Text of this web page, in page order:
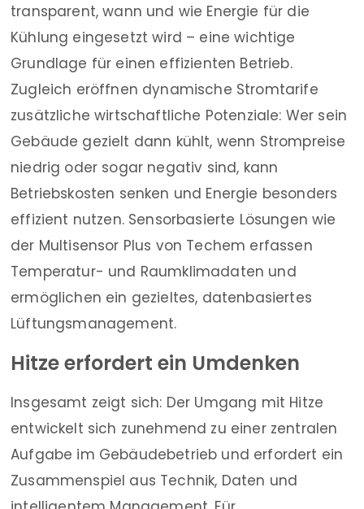
transparent, wann und wie Energie für die
Kühlung eingesetzt wird – eine wichtige
Grundlage für einen effizienten Betrieb.
Zugleich eröffnen dynamische Stromtarife
zusätzliche wirtschaftliche Potenziale: Wer sein
Gebäude gezielt dann kühlt, wenn Strompreise
niedrig oder sogar negativ sind, kann
Betriebskosten senken und Energie besonders
effizient nutzen. Sensorbasierte Lösungen wie
der Multisensor Plus von Techem erfassen
Temperatur- und Raumklimadaten und
ermöglichen ein gezieltes, datenbasiertes
Lüftungsmanagement.
Hitze erfordert ein Umdenken
Insgesamt zeigt sich: Der Umgang mit Hitze
entwickelt sich zunehmend zu einer zentralen
Aufgabe im Gebäudebetrieb und erfordert ein
Zusammenspiel aus Technik, Daten und